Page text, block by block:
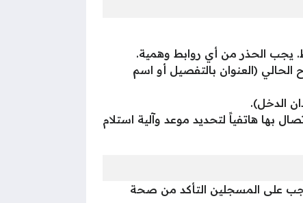
يجب الحذر من أي روابط وهمية.
(العنوان بالتفصيل أو اسم
الدخل).
بها هاتفياً لتحديد موعد وآلية استلام
على المسجلين التأكد من صحة